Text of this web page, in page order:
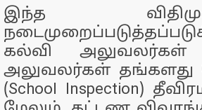
இந்த
கல்வி
அலுவலர்கள் தங்களது
(School Inspection)